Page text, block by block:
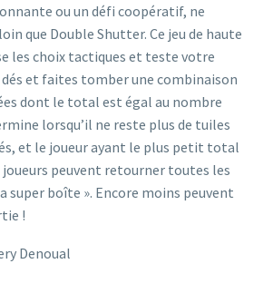
ou un défi coopératif, ne
que Double Shutter. Ce jeu de haute
les choix tactiques et teste votre
dés et faites tomber une combinaison
dont le total est égal au nombre
lorsqu’il ne reste plus de tuiles
et le joueur ayant le plus petit total
joueurs peuvent retourner toutes les
super boîte ». Encore moins peuvent
!
Denoual